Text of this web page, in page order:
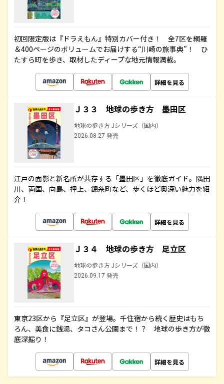
初回限定版は『ドラえもん』特別カバー付き！ 全7区を網羅
＆400ページのボリュームでお届けする“川崎の旅事典”！ ひ
たすら町を歩き、取材したディープな地元情報満載。
詳細を見る
Ｊ３３ 地球の歩き方 墨田区
地球の歩き方 Jシリーズ（国内）
2026.08.27 発売
江戸の面影と新名所が共存する「墨田区」を徹底ガイド。隅田
川、両国、向島、押上、錦糸町など、歩くほど奥深い魅力を紹
介！
詳細を見る
Ｊ３４ 地球の歩き方 足立区
地球の歩き方 Jシリーズ（国内）
2026.09.17 発売
東京23区から『足立区』が登場。千住宿から続く歴史はもち
ろん、美食に銭湯、タコさん公園まで！？ 地球の歩き方が徹
底深掘り！
詳細を見る